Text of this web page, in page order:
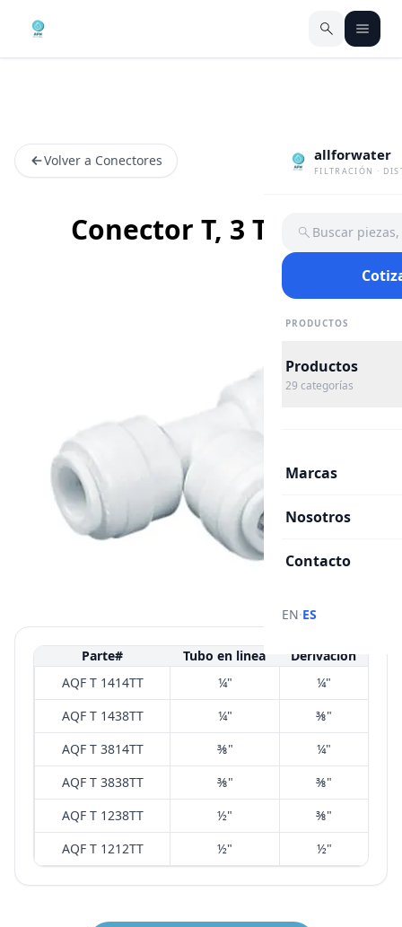
allforwater
FILTRACIÓN ·
Buscar
PRODUCTOS
Productos
29 categorías
Marcas
Nosotros
Contacto
EN·ES
Volver a Conectores
Conector T, 3 Tubos
Parte# Tubo en linea
Derivación
AQF T 1414TT
¼"
¼"
AQF T 1438TT
¼"
⅜"
AQF T 3814TT
⅜"
¼"
AQF T 3838TT
⅜"
⅜"
AQF T 1238TT
½"
⅜"
AQF T 1212TT
½" ½"